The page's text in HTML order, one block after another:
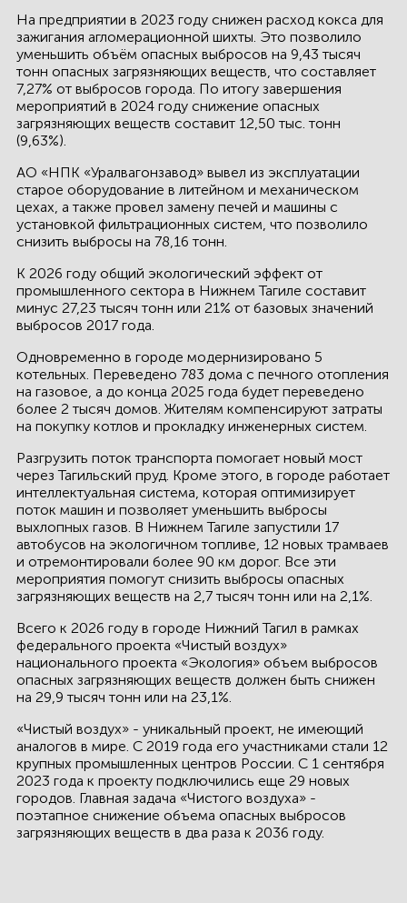
На предприятии в 2023 году снижен расход кокса для
зажигания агломерационной шихты. Это позволило
уменьшить объём опасных выбросов на 9,43 тысяч
тонн опасных загрязняющих веществ, что составляет
7,27% от выбросов города. По итогу завершения
мероприятий в 2024 году снижение опасных
загрязняющих веществ составит 12,50 тыс. тонн
(9,63%).
АО «НПК «Уралвагонзавод» вывел из эксплуатации
старое оборудование в литейном и механическом
цехах, а также провел замену печей и машины с
установкой фильтрационных систем, что позволило
снизить выбросы на 78,16 тонн.
К 2026 году общий экологический эффект от
промышленного сектора в Нижнем Тагиле составит
минус 27,23 тысяч тонн или 21% от базовых значений
выбросов 2017 года.
Одновременно в городе модернизировано 5
котельных. Переведено 783 дома с печного отопления
на газовое, а до конца 2025 года будет переведено
более 2 тысяч домов. Жителям компенсируют затраты
на покупку котлов и прокладку инженерных систем.
Разгрузить поток транспорта помогает новый мост
через Тагильский пруд. Кроме этого, в городе работает
интеллектуальная система, которая оптимизирует
поток машин и позволяет уменьшить выбросы
выхлопных газов. В Нижнем Тагиле запустили 17
автобусов на экологичном топливе, 12 новых трамваев
и отремонтировали более 90 км дорог. Все эти
мероприятия помогут снизить выбросы опасных
загрязняющих веществ на 2,7 тысяч тонн или на 2,1%.
Всего к 2026 году в городе Нижний Тагил в рамках
федерального проекта «Чистый воздух»
национального проекта «Экология» объем выбросов
опасных загрязняющих веществ должен быть снижен
на 29,9 тысяч тонн или на 23,1%.
«Чистый воздух» - уникальный проект, не имеющий
аналогов в мире. С 2019 года его участниками стали 12
крупных промышленных центров России. С 1 сентября
2023 года к проекту подключились еще 29 новых
городов. Главная задача «Чистого воздуха» -
поэтапное снижение объема опасных выбросов
загрязняющих веществ в два раза к 2036 году.